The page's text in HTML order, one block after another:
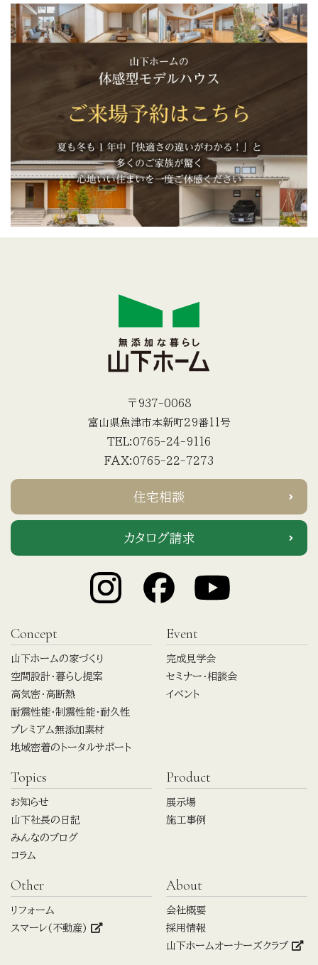
〒937-0068
富山県魚津市本新町29番11号
TEL:0765-24-9116
FAX:0765-22-7273
住宅相談
カタログ請求
Concept
山下ホームの家づくり
空間設計・暮らし提案
高気密・高断熱
耐震性能・制震性能・耐久性
プレミアム無添加素材
地域密着のトータルサポート
Event
完成見学会
セミナー・相談会
イベント
Topics
お知らせ
山下社長の日記
みんなのブログ
コラム
Product
展示場
施工事例
Other
リフォーム
スマーレ(不動産)
About
会社概要
採用情報
山下ホームオーナーズクラブ